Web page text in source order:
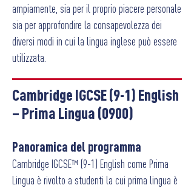
ampiamente, sia per il proprio piacere personale
sia per approfondire la consapevolezza dei
diversi modi in cui la lingua inglese può essere
utilizzata.
Cambridge IGCSE (9-1) English
– Prima Lingua (0900)
Panoramica del programma
Cambridge IGCSE™ (9-1) English come Prima
Lingua è rivolto a studenti la cui prima lingua è